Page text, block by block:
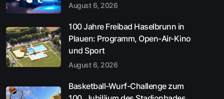
August 6, 2026
100 Jahre Freibad Haselbrunn in
Plauen: Programm, Open-Air-Kino
und Sport
August 6, 2026
Basketball-Wurf-Challenge zum